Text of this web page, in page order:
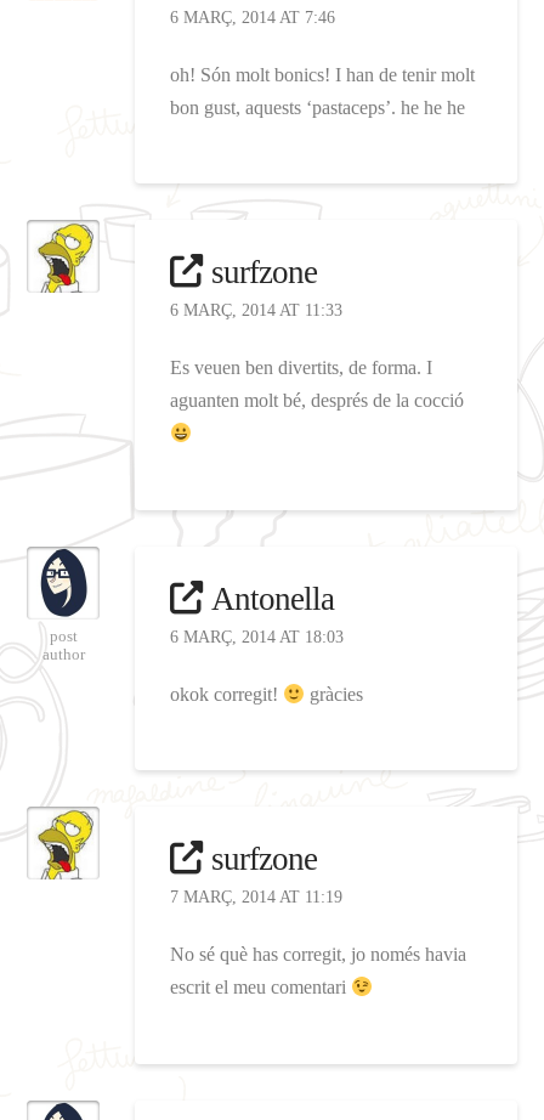
6 MARÇ, 2014 AT 7:46
oh! Són molt bonics! I han de tenir molt
bon gust, aquests ‘pastaceps’. he he he
surfzone
6 MARÇ, 2014 AT 11:33
Es veuen ben divertits, de forma. I
aguanten molt bé, després de la cocció
post
author
Antonella
6 MARÇ, 2014 AT 18:03
okok corregit! gràcies
surfzone
7 MARÇ, 2014 AT 11:19
No sé què has corregit, jo només havia
escrit el meu comentari